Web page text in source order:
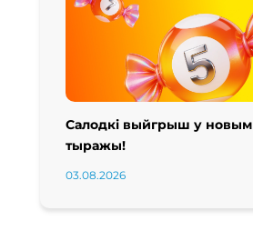
Салодкі выйгрыш у новым
тыражы!
03.08.2026